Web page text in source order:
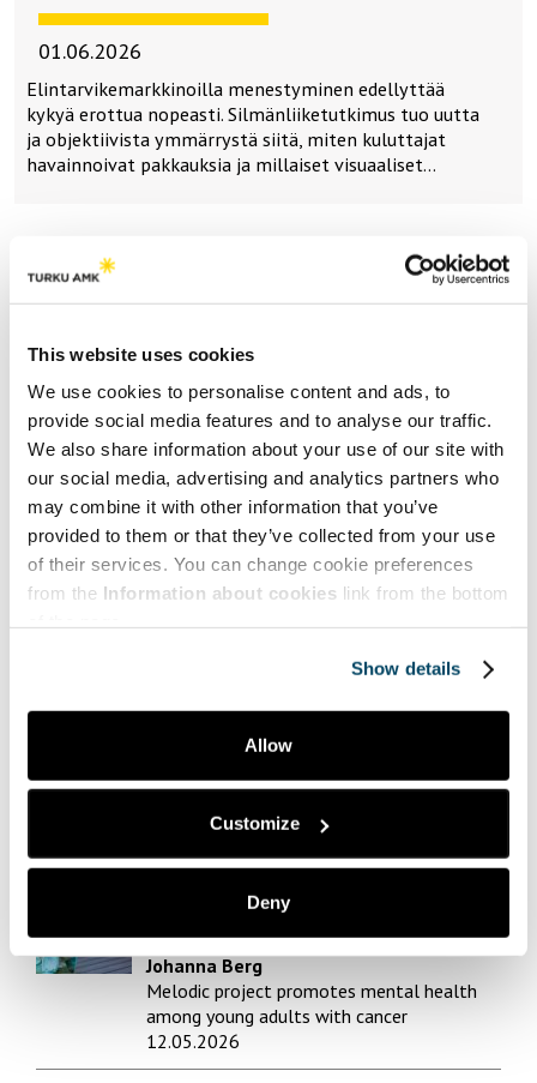
This website uses cookies
We use cookies to personalise content and ads, to
provide social media features and to analyse our traffic.
We also share information about your use of our site with
our social media, advertising and analytics partners who
may combine it with other information that you’ve
provided to them or that they’ve collected from your use
of their services. You can change cookie preferences
from the Information about cookies link from the bottom
Show details
Allow
Customize
Deny
01.06.2026
Elintarvikemarkkinoilla menestyminen edellyttää
kykyä erottua nopeasti. Silmänliiketutkimus tuo uutta
ja objektiivista ymmärrystä siitä, miten kuluttajat
havainnoivat pakkauksia ja millaiset visuaaliset…
Lataa lisää
Teemat | Themes
Hyve | Health and Well-being
Myynti | Sales
Puheenvuoroja | Comments
Taide | Art
Ympäristö | Environment
Suosituimmat | Most popular
Dilukshi Soysa,
Tommy Lyons,
Mari Lahti,
Johanna Berg
Melodic project promotes mental health
among young adults with cancer
12.05.2026